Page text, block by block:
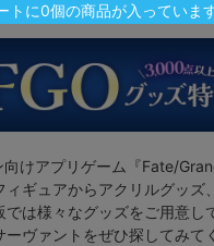
トに0個の商品が入っていま
けアプリゲーム『Fate/
ギュアからアクリルグッズ
では様々なグッズをご用意し
ーヴァントをぜひ探してみて